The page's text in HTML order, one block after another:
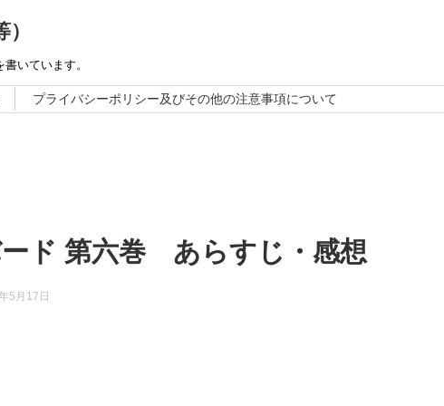
いています。
プライバシーポリシー及びその他の注意事項について
ド 第六巻 あらすじ・感想
5月17日